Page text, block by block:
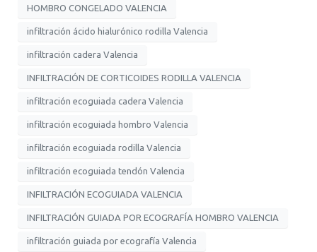
HOMBRO CONGELADO VALENCIA
infiltración ácido hialurónico rodilla Valencia
infiltración cadera Valencia
INFILTRACIÓN DE CORTICOIDES RODILLA VALENCIA
infiltración ecoguiada cadera Valencia
infiltración ecoguiada hombro Valencia
infiltración ecoguiada rodilla Valencia
infiltración ecoguiada tendón Valencia
INFILTRACIÓN ECOGUIADA VALENCIA
INFILTRACIÓN GUIADA POR ECOGRAFÍA HOMBRO VALENCIA
infiltración guiada por ecografía Valencia